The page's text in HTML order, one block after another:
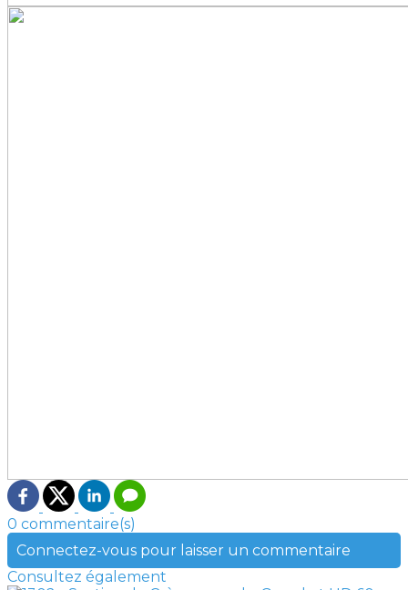
0 commentaire(s)
Connectez-vous pour laisser un commentaire
Consultez également